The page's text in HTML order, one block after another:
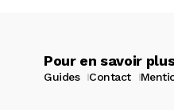
Pour en savoir
Guides Contact